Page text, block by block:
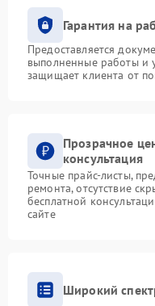
Гарантия на
Предоставляется
выполненные работы и
защищает клиента от
Прозрачное
консультация
Точные прайс-листы,
ремонта, отсутствие
бесплатной
сайте
Широкий